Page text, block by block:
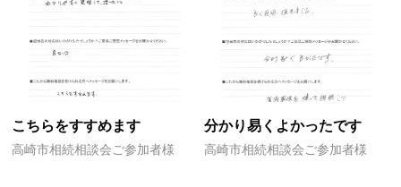
こちらをすすめます
高崎市相続相談会ご参加者様
分かり易くよかったです
高崎市相続相談会ご参加者様